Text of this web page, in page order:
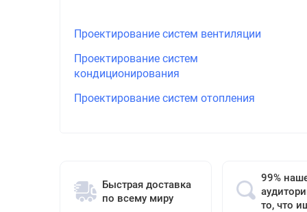
Проектирование систем вентиляции
Проектирование систем
кондиционирования
Проектирование систем отопления
Быстрая доставка
по всему миру
99%
то, что